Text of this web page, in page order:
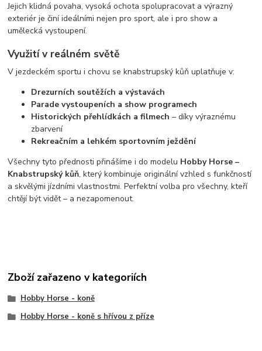
Jejich klidná povaha, vysoká ochota spolupracovat a výrazný
exteriér je činí ideálními nejen pro sport, ale i pro show a
umělecká vystoupení.
Využití v reálném světě
V jezdeckém sportu i chovu se knabstrupský kůň uplatňuje v:
Drezurních soutěžích a výstavách
Parade vystoupeních a show programech
Historických přehlídkách a filmech – díky výraznému
zbarvení
Rekreačním a lehkém sportovním ježdění
Všechny tyto přednosti přinášíme i do modelu Hobby Horse –
Knabstrupský kůň, který kombinuje originální vzhled s funkčností
a skvělými jízdními vlastnostmi. Perfektní volba pro všechny, kteří
chtějí být vidět – a nezapomenout.
Zboží zařazeno v kategoriích
Hobby Horse - koně
Hobby Horse - koně s hřívou z příze